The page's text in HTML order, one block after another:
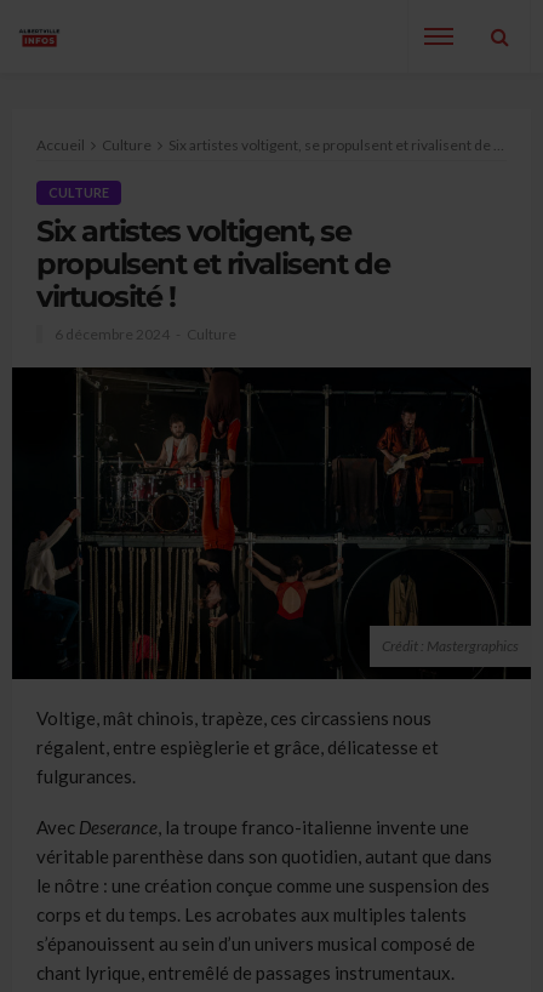
Accueil Culture Six artistes voltigent, se propulsent et rivalisent de virtuosité !
CULTURE
Six artistes voltigent, se
propulsent et rivalisent de
virtuosité !
6 décembre 2024 Culture
Crédit : Mastergraphics
Voltige, mât chinois, trapèze, ces circassiens nous
régalent, entre espièglerie et grâce, délicatesse et
fulgurances.
Avec Deserance, la troupe franco-italienne invente une
véritable parenthèse dans son quotidien, autant que dans
le nôtre : une création conçue comme une suspension des
corps et du temps. Les acrobates aux multiples talents
s’épanouissent au sein d’un univers musical composé de
chant lyrique, entremêlé de passages instrumentaux.